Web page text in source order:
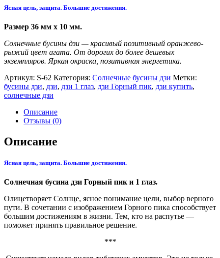
Ясная цель, защита. Большие достижения.
Размер 36 мм x 10 мм.
Солнечные бусины дзи — красивый позитивный оранжево-
рыжий цвет агата. От дорогих до более дешевых
экземпляров. Яркая окраска, позитивная энергетика.
Артикул: S-62 Категория: Солнечные бусины дзи Метки:
бусины дзи, дзи, дзи 1 глаз, дзи Горный пик, дзи купить,
солнечные дзи
Описание
Отзывы (0)
Описание
Ясная цель, защита. Большие достижения.
Солнечная бусина дзи Горный пик и 1 глаз.
Олицетворяет Солнце, ясное понимание цели, выбор верного
пути. В сочетании с изображением Горного пика способствует
большим достижениям в жизни. Тем, кто на распутье —
поможет принять правильное решение.
***